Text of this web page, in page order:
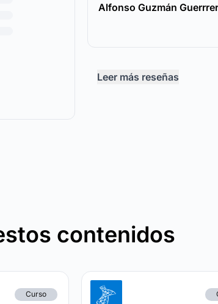
Alfonso Guzmán
Leer más reseñas
contenidos
Curso